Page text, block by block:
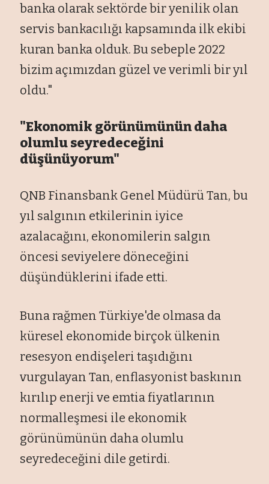
banka olarak sektörde bir yenilik olan
servis bankacılığı kapsamında ilk ekibi
kuran banka olduk. Bu sebeple 2022
bizim açımızdan güzel ve verimli bir yıl
oldu."
"Ekonomik görünümünün daha
olumlu seyredeceğini
düşünüyorum"
QNB Finansbank Genel Müdürü Tan, bu
yıl salgının etkilerinin iyice
azalacağını, ekonomilerin salgın
öncesi seviyelere döneceğini
düşündüklerini ifade etti.
Buna rağmen Türkiye'de olmasa da
küresel ekonomide birçok ülkenin
resesyon endişeleri taşıdığını
vurgulayan Tan, enflasyonist baskının
kırılıp enerji ve emtia fiyatlarının
normalleşmesi ile ekonomik
görünümünün daha olumlu
seyredeceğini dile getirdi.